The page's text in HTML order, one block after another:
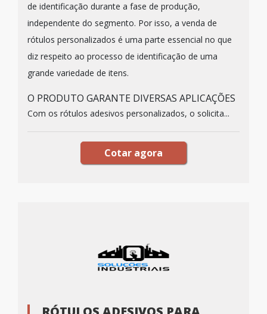
de identificação durante a fase de produção,
independente do segmento. Por isso, a venda de
rótulos personalizados é uma parte essencial no que
diz respeito ao processo de identificação de uma
grande variedade de itens.
O PRODUTO GARANTE DIVERSAS APLICAÇÕES
Com os rótulos adesivos personalizados, o solicita...
Cotar agora